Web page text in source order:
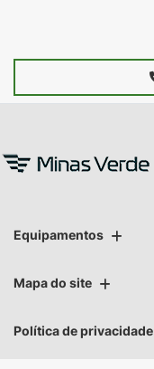
Equipamentos
Mapa do site
Política de privacidade